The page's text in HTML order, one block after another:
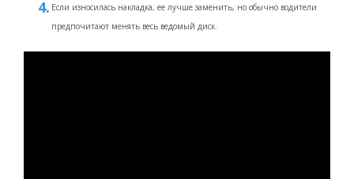
Если износилась накладка, ее лучше заменить, но обычно водители
предпочитают менять весь ведомый диск.